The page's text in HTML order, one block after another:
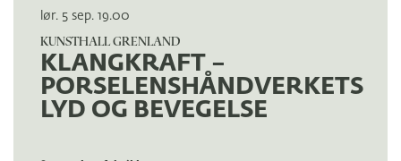
KLANGKRAFT –
PORSELENSHÅNDVERKETS
LYD OG BEVEGELSE
KUNSTHALL GRENLAND
lør. 5 sep. 19.00